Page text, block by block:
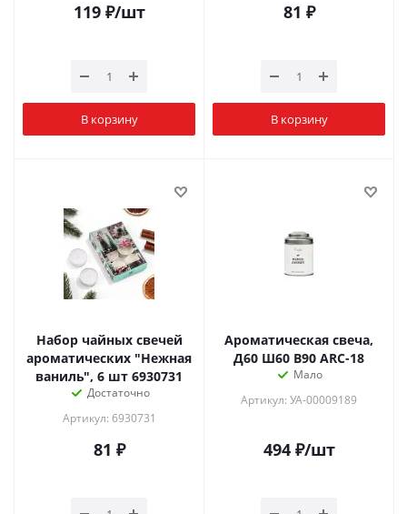
119₽/шт
В корзину
81 ₽
В корзину
Набор чайных свечей
ароматических "Нежная
ваниль", 6 шт 6930731
Достаточно
Артикул: 6930731
81 ₽
Ароматическая свеча,
Д60 Ш60 В90 ARC-18
Мало
Артикул: УА-00009189
494₽/шт